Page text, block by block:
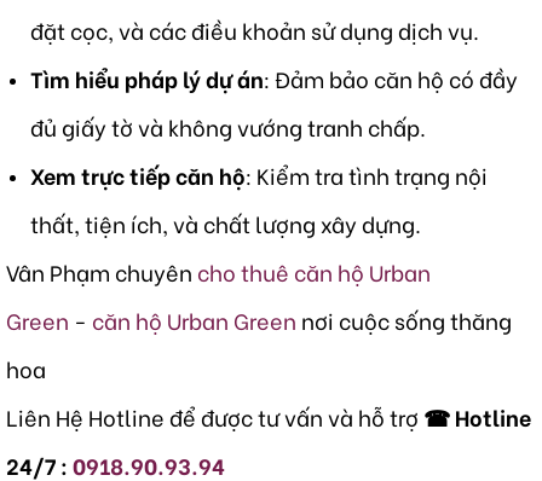
đặt cọc, và các điều khoản sử dụng dịch vụ.
Tìm hiểu pháp lý dự án: Đảm bảo căn hộ có đầy
đủ giấy tờ và không vướng tranh chấp.
Xem trực tiếp căn hộ: Kiểm tra tình trạng nội
thất, tiện ích, và chất lượng xây dựng.
Vân Phạm chuyên cho thuê căn hộ Urban
Green - căn hộ Urban Green nơi cuộc sống thăng
hoa
Liên Hệ Hotline để được tư vấn và hỗ trợ ☎ Hotline
24/7 :0918.90.93.94